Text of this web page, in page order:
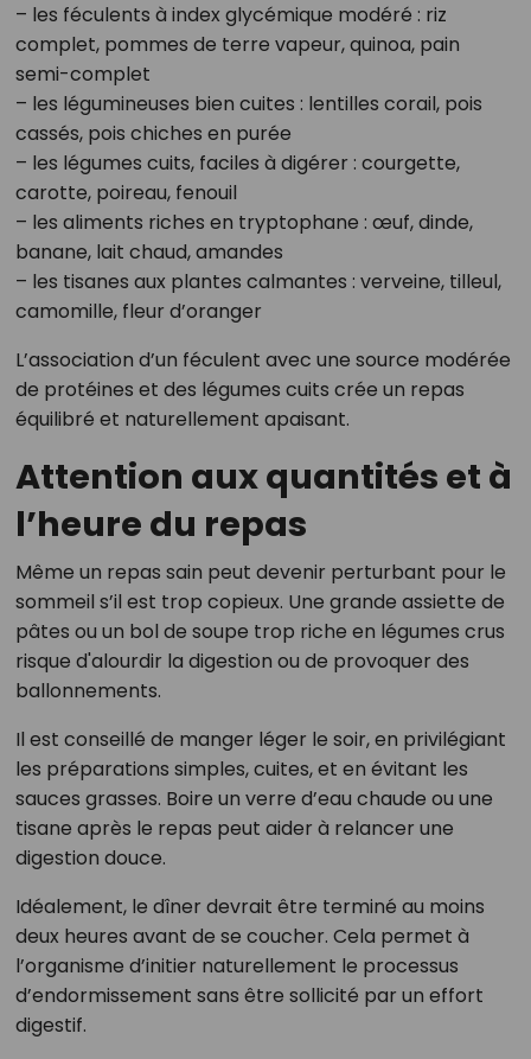
– les féculents à index glycémique modéré : riz
complet, pommes de terre vapeur, quinoa, pain
semi-complet
– les légumineuses bien cuites : lentilles corail, pois
cassés, pois chiches en purée
– les légumes cuits, faciles à digérer : courgette,
carotte, poireau, fenouil
– les aliments riches en tryptophane : œuf, dinde,
banane, lait chaud, amandes
– les tisanes aux plantes calmantes : verveine, tilleul,
camomille, fleur d’oranger
L’association d’un féculent avec une source modérée
de protéines et des légumes cuits crée un repas
équilibré et naturellement apaisant.
Attention aux quantités et à
l’heure du repas
Même un repas sain peut devenir perturbant pour le
sommeil s’il est trop copieux. Une grande assiette de
pâtes ou un bol de soupe trop riche en légumes crus
risque d'alourdir la digestion ou de provoquer des
ballonnements.
Il est conseillé de manger léger le soir, en privilégiant
les préparations simples, cuites, et en évitant les
sauces grasses. Boire un verre d’eau chaude ou une
tisane après le repas peut aider à relancer une
digestion douce.
Idéalement, le dîner devrait être terminé au moins
deux heures avant de se coucher. Cela permet à
l’organisme d’initier naturellement le processus
d’endormissement sans être sollicité par un effort
digestif.